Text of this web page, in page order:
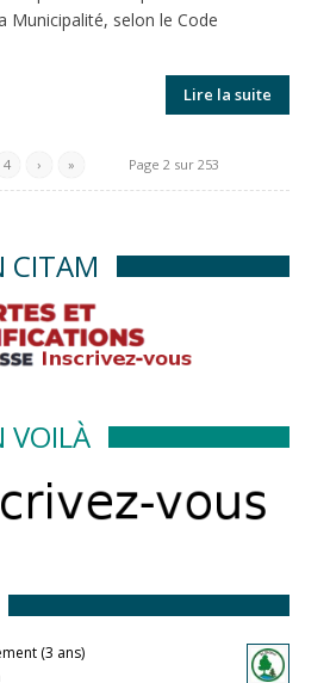
Municipalité, selon le Code
Lire la suite
Page 2 sur 253
4 › »
CITAM
VOILÀ
(3 ans)